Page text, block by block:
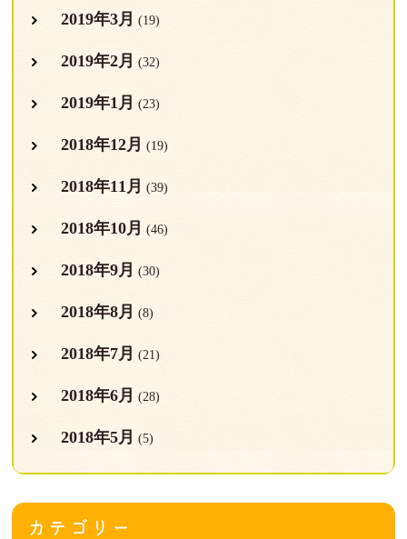
2019年3月 (19)
2019年2月 (32)
2019年1月 (23)
2018年12月 (19)
2018年11月 (39)
2018年10月 (46)
2018年9月 (30)
2018年8月 (8)
2018年7月 (21)
2018年6月 (28)
2018年5月 (5)
カテゴリー